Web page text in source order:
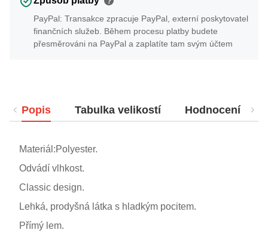
PayPal: Transakce zpracuje PayPal, externí poskytovatel
finančních služeb. Během procesu platby budete
přesměrováni na PayPal a zaplatíte tam svým účtem
Popis Tabulka velikostí Hodnocení
Materiál:Polyester.
Odvádí vlhkost.
Classic design.
Lehká, prodyšná látka s hladkým pocitem.
Přímý lem.